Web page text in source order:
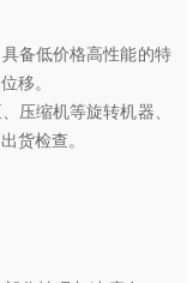
备低价格高性能的特
移。
压缩机等旋转机器、
货检查。